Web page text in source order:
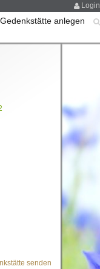
Login
anlegen
senden